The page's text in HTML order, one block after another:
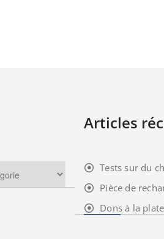
Articles
Tests sur du
Pièce de
Dons à la